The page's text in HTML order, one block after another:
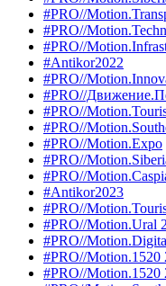
#PRO//
#PRO//
#PRO//
#Antikor2022
#PRO//
#PRO//
#PRO//
#PRO//
#PRO//Motion.Expo
#PRO//
#PRO//
#Antikor2023
#PRO//
#PRO//Motion.Ural
#PRO//
#PRO//Motion.1520
#PRO//Motion.1520